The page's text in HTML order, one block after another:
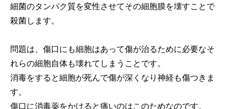
細菌のタンパク質を変性させてその細胞膜を壊すことで
殺菌します。
問題は、傷口にも細胞はあって傷が治るために必要なそ
れらの細胞自体も壊れてしまうことです。
消毒をすると細胞が死んで傷が深くなり神経も傷つきま
す。
傷口に消毒薬をかけると痛いのはこのためなのです。